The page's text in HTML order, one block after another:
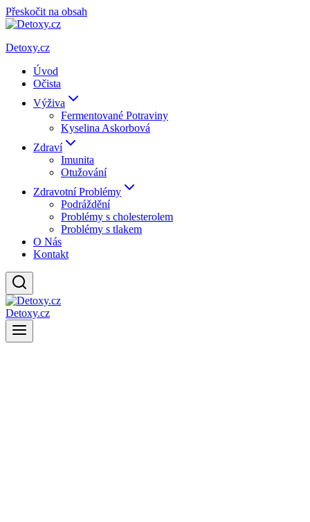
Přeskočit na obsah
Detoxy.cz
Úvod
Očista
Výživa
Fermentované Potraviny
Kyselina Askorbová
Zdraví
Imunita
Otužování
Zdravotní Problémy
Podráždění
Problémy s cholesterolem
Problémy s tlakem
O Nás
Kontakt
Detoxy.cz